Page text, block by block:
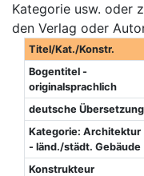
Kategorie usw. oder
den Verlag oder
Titel/Kat./Konstr.
Bogentitel -
originalsprachlich
deutsche Übersetzung
Kategorie: Architektur
- länd./städt. Gebäude
Konstrukteur